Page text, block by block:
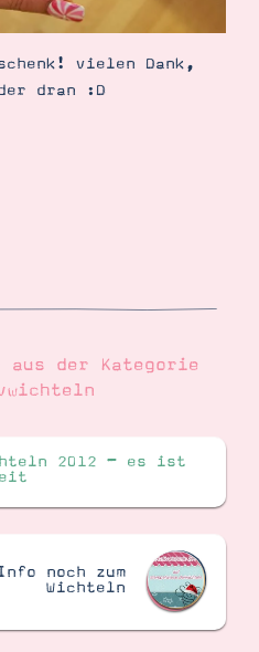
vielen Dank,
dran :D
aus der Kategorie
2012 – es ist
noch zum
Wichteln